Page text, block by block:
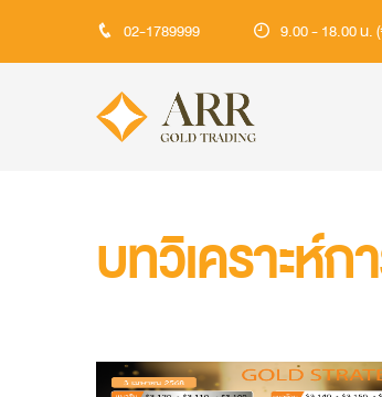
02-1789999 9.00 - 18.00 น.
บทวิเคราะห์ก